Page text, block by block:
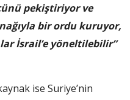
pekiştiriyor ve
bir ordu kuruyor,
İsrail’e yöneltilebilir”
ise Suriye’nin